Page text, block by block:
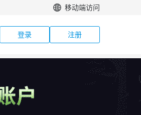
移动端访问
登录 注册